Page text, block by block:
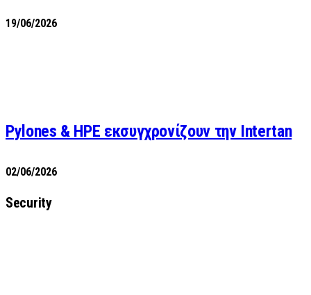
19/06/2026
Pylones & HPE εκσυγχρονίζουν την Intertan
02/06/2026
Security